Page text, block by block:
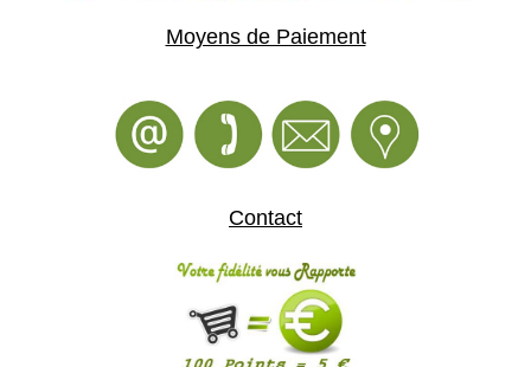
Moyens de Paiement
Contact